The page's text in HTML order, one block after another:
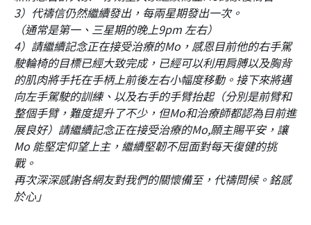
3）代禱信仍然繼續發出，每兩星期發出一次。
（通常是第一、三星期的晚上9pm 左右）
4）請繼續記念正在接受治療的Mo，感恩目前他的右手駕
駛輪椅的目標已經大致完成，已經可以利用肩膊以及胸背
的肌肉將手托在手柄上前後左右小幅度移動。接下來將邁
向左手駕駛的訓練、以及右手的手臂抬起（分別是前臂和
整個手臂，難度提升了不少，但Mo和治療師都認為目前進
展良好）請繼續記念正在接受治療的Mo,願主賜平安，讓
Mo 能堅定仰望上主，繼續堅韌不屈面對每天復健的挑
戰。
再次深深感謝各網友對我們的關懷備至，代禱問候。銘感
於心 」